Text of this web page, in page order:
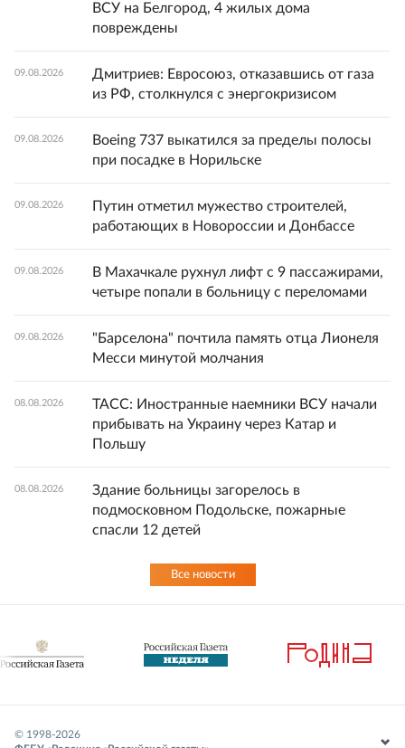
ВСУ на Белгород, 4 жилых дома
повреждены
09.08.2026
Дмитриев: Евросоюз, отказавшись от газа
из РФ, столкнулся с энергокризисом
09.08.2026
Boeing 737 выкатился за пределы полосы
при посадке в Норильске
09.08.2026
Путин отметил мужество строителей,
работающих в Новороссии и Донбассе
09.08.2026
В Махачкале рухнул лифт с 9 пассажирами,
четыре попали в больницу с переломами
09.08.2026
"Барселона" почтила память отца Лионеля
Месси минутой молчания
08.08.2026
ТАСС: Иностранные наемники ВСУ начали
прибывать на Украину через Катар и
Польшу
08.08.2026
Здание больницы загорелось в
подмосковном Подольске, пожарные
спасли 12 детей
Все новости
© 1998-2026